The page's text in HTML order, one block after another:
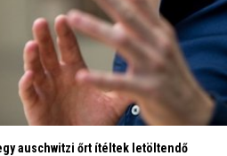
auschwitzi őrt ítéltek letöltendő